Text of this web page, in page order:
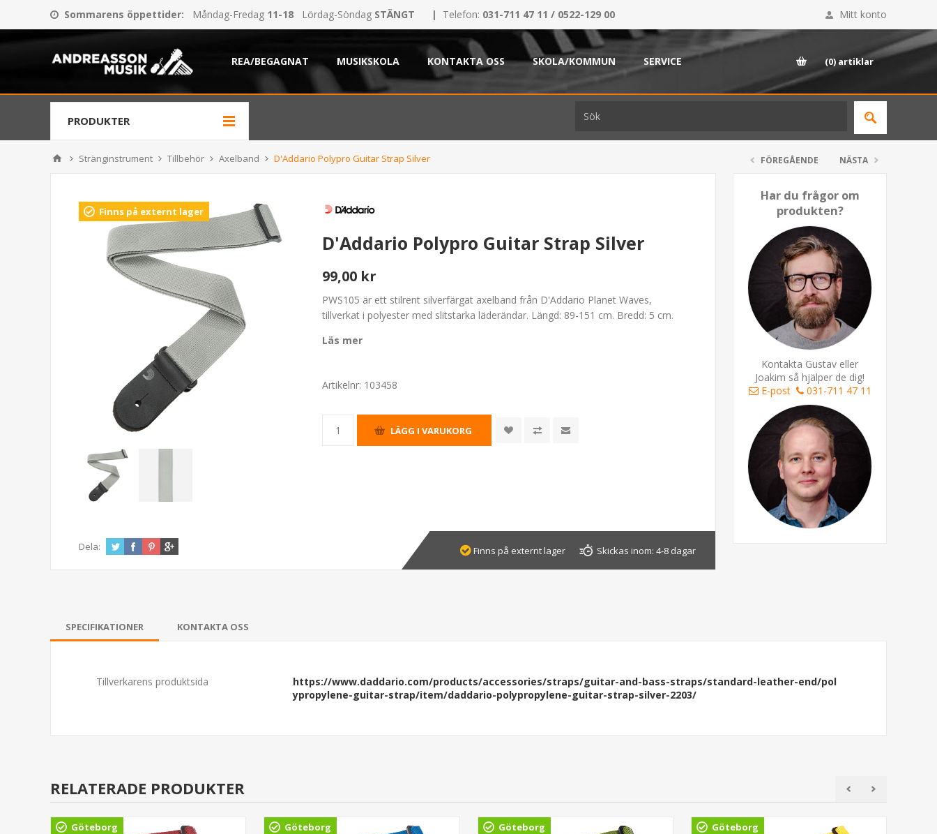
Sommarens öppettider: Måndag-Fredag 11-18 Lördag-Söndag STÄNGT | Telefon: 031-711 47 11 / 0522-129 00 Mitt konto
REA/BEGAGNAT MUSIKSKOLA KONTAKTA OSS SKOLA/KOMMUN SERVICE (0) artiklar
PRODUKTER
Stränginstrument Tillbehör Axelband D'Addario Polypro Guitar Strap Silver FÖREGÅENDE NÄSTA
Har du frågor om
produkten?
Kontakta Gustav eller
Joakim så hjälper de dig!
E-post
031-711 47 11
Finns på externt lager
D'Addario Polypro Guitar Strap Silver
99,00 kr
PWS105 är ett stilrent silverfärgat axelband från D'Addario Planet Waves,
tillverkat i polyester med slitstarka läderändar. Längd: 89-151 cm. Bredd: 5 cm.
Läs mer
Artikelnr: 103458
Dela: Finns på externt lager Skickas inom: 4-8 dagar
SPECIFIKATIONER KONTAKTA OSS
Tillverkarens produktsida
https://www.daddario.com/products/accessories/straps/guitar-and-bass-straps/standard-leather-end/pol
ypropylene-guitar-strap/item/daddario-polypropylene-guitar-strap-silver-2203/
RELATERADE PRODUKTER
Göteborg Göteborg Göteborg Göteborg